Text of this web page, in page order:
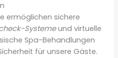
ermöglichen sichere
Systemeund virtuelle
Spa-Behandlungen
für unsere Gäste.